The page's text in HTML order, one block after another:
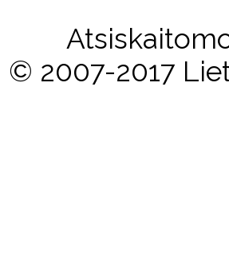
© 2007-2017